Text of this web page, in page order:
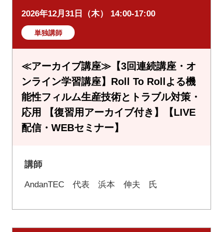
2026年12月31日（木） 14:00-17:00
単独講師
≪アーカイブ講座≫【3回連続講座・オ
ンライン学習講座】Roll To Rollよる機
能性フィルム生産技術とトラブル対策・
応用 【復習用アーカイブ付き】【LIVE
配信・WEBセミナー】
講師
AndanTEC 代表 浜本 伸夫 氏